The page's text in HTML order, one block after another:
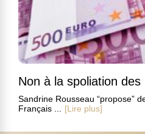
Non à la spoliation des
Sandrine Rousseau “propose”
Français ...
[Lire plus]